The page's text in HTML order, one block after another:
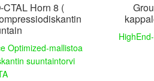
Horn 8 (
Optimized-mallistoa
suuntaintorvi